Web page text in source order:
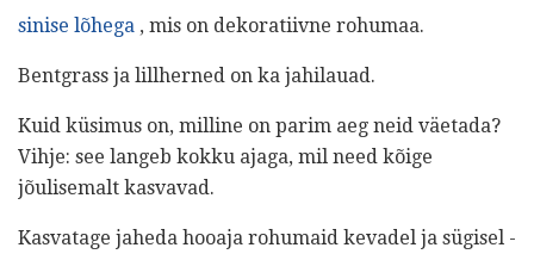
sinise lõhega , mis on dekoratiivne rohumaa.
Bentgrass ja lillherned on ka jahilauad.
Kuid küsimus on, milline on parim aeg neid väetada?
Vihje: see langeb kokku ajaga, mil need kõige
jõulisemalt kasvavad.
Kasvatage jaheda hooaja rohumaid kevadel ja sügisel -